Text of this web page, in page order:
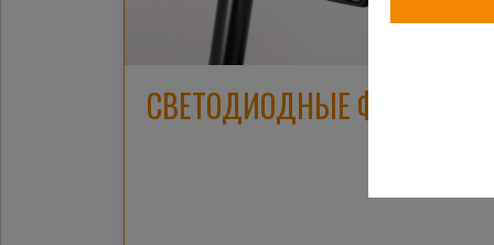
СВЕТОДИОДНЫЕ ФАРЫ